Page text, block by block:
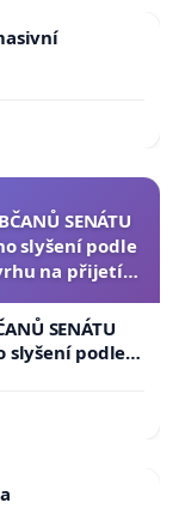
SENÁTU
slyšení podle
na přijetí
SENÁTU
slyšení podle §
přijetí